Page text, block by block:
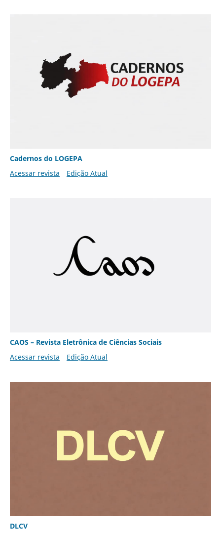
Cadernos do LOGEPA
Acessar revista
Edição Atual
CAOS – Revista Eletrônica de Ciências Sociais
Acessar revista
Edição Atual
DLCV